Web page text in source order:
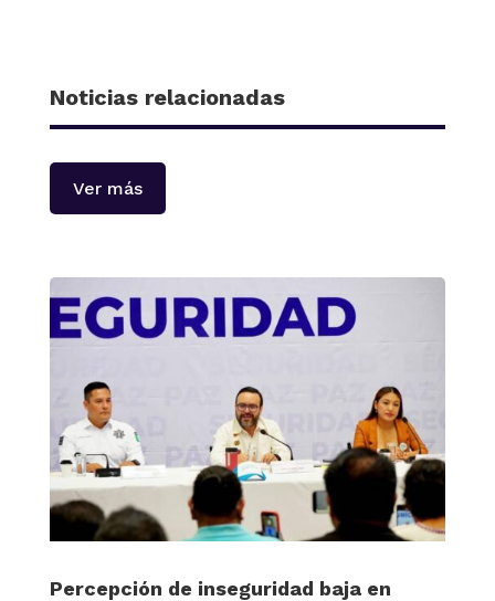
Noticias relacionadas
Ver más
Percepción de inseguridad baja en